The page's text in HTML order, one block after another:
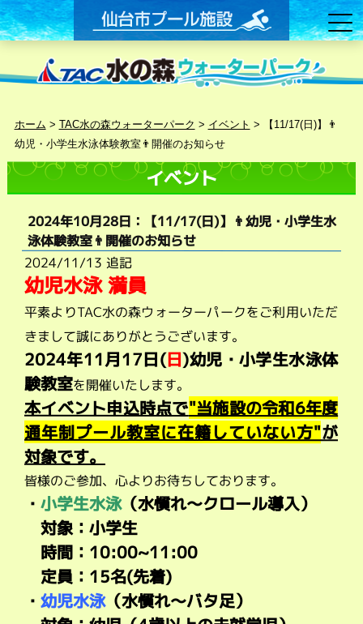
ホーム > TAC水の森ウォーターパーク > イベント >
【11/17(日)】👨
幼児・小学生水泳体験教室👨開催のお知らせ
イベント
2024年10月28日：【11/17(日)】👨幼児・小学生水
泳体験教室👨開催のお知らせ
2024/11/13 追記
幼児水泳 満員
平素よりTAC水の森ウォーターパークをご利用いただ
きまして誠にありがとうございます。
2024年11月17日(日)幼児・小学生水泳体
験教室を開催いたします。
本イベント申込時点で"当施設の令和6年度
通年制プール教室に在籍していない方"が
対象です。
皆様のご参加、心よりお待ちしております。
・小学生水泳（水慣れ～クロール導入）
対象：小学生
時間：10:00~11:00
定員：15名(先着)
・幼児水泳（水慣れ～バタ足）